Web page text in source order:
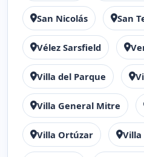
San Nicolás San
Vélez Sarsfield
Villa del Parque
Villa General Mitre
Villa Ortúzar Villa